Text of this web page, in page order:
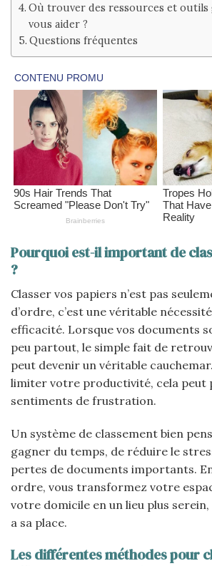
Où trouver des ressources et
vous aider ?
Questions fréquentes
Pourquoi est-il important de
?
Classer vos papiers n’est pas
d’ordre, c’est une véritable
efficacité. Lorsque vos documents
peu partout, le simple fait de
peut devenir un véritable
limiter votre productivité, cela peut
sentiments de frustration.
Un système de classement bien
gagner du temps, de réduire le
pertes de documents importants.
ordre, vous transformez votre
votre domicile en un lieu plus serein,
a sa place.
Les différentes méthodes pour